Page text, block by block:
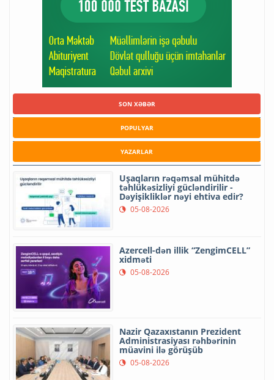
SON XƏBƏR
POPULYAR
YAZARLAR
Uşaqların rəqəmsal mühitdə
təhlükəsizliyi gücləndirilir -
Dəyişikliklər nəyi ehtiva edir?
05-08-2026
Azercell-dən illik “ZengimCELL”
xidməti
05-08-2026
Nazir Qazaxıstanın Prezident
Administrasiyası rəhbərinin
müavini ilə görüşüb
05-08-2026